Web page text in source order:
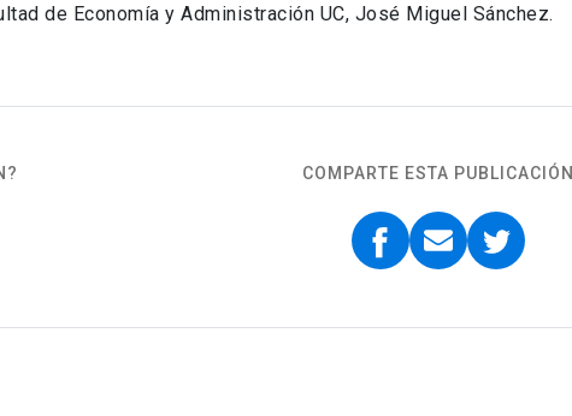
de Economía y Administración UC, José Miguel Sánchez.
COMPARTE ESTA PUBLICACIÓN